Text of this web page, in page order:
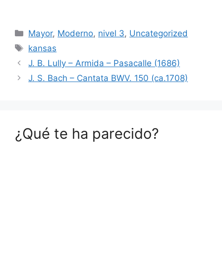
Categorías
Mayor, Moderno, nivel 3, Uncategorized
Etiquetas
kansas
J. B. Lully – Armida – Pasacalle (1686)
J. S. Bach – Cantata BWV. 150 (ca.1708)
¿Qué te ha parecido?